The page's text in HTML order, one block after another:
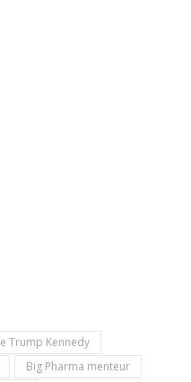
Trump Kennedy
Big Pharma menteur